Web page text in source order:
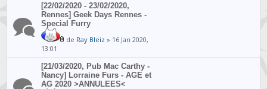
[22/02/2020 - 23/02/2020,
Rennes] Geek Days Rennes -
Special Furry
de Ray Bleiz » 16 Jan 2020,
13:01
[21/03/2020, Pub Mac Carthy -
Nancy] Lorraine Furs - AGE et
AG 2020 >ANNULEES<